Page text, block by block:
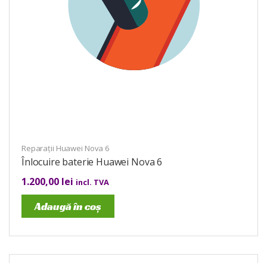
Reparații Huawei Nova 6
Înlocuire baterie Huawei Nova 6
1.200,00 lei incl. TVA
Adaugă în coș